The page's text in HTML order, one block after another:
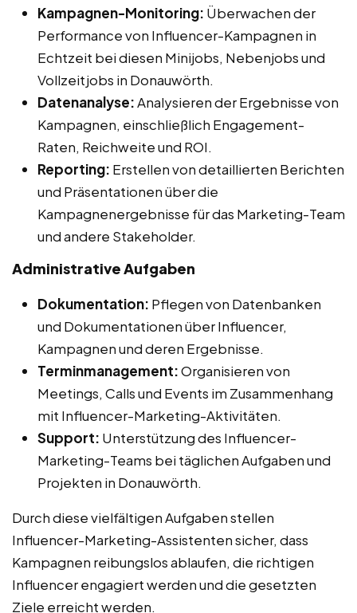
Kampagnen-Monitoring: Überwachen der
Performance von Influencer-Kampagnen in
Echtzeit bei diesen Minijobs, Nebenjobs und
Vollzeitjobs in Donauwörth.
Datenanalyse:Analysieren der Ergebnisse von
Kampagnen, einschließlich Engagement-
Raten, Reichweite und ROI.
Reporting: Erstellen von detaillierten Berichten
und Präsentationen über die
Kampagnenergebnisse für das Marketing-Team
und andere Stakeholder.
Administrative Aufgaben
Dokumentation: Pflegen von Datenbanken
und Dokumentationen über Influencer,
Kampagnen und deren Ergebnisse.
Terminmanagement:Organisieren von
Meetings, Calls und Events im Zusammenhang
mit Influencer-Marketing-Aktivitäten.
Support: Unterstützung des Influencer-
Marketing-Teams bei täglichen Aufgaben und
Projekten in Donauwörth.
Durch diese vielfältigen Aufgaben stellen
Influencer-Marketing-Assistenten sicher, dass
Kampagnen reibungslos ablaufen, die richtigen
Influencer engagiert werden und die gesetzten
Ziele erreicht werden.